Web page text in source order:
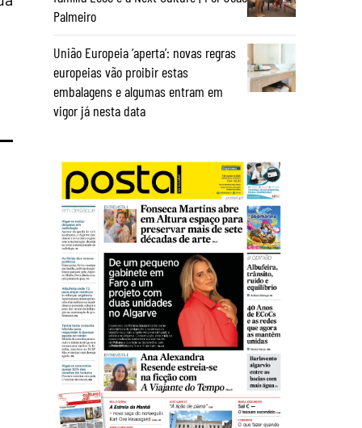
Palmeiro
União Europeia ‘aperta’: novas regras
europeias vão proibir estas
embalagens e algumas entram em
vigor já nesta data